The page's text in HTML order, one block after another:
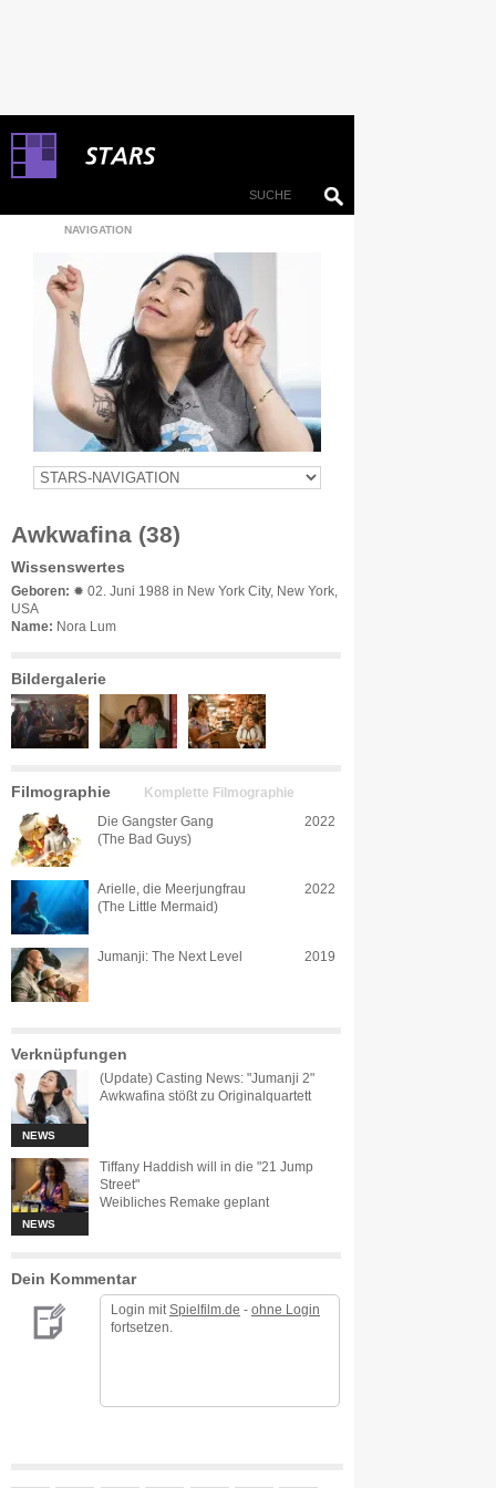
NAVIGATION
Awkwafina (38)
Wissenswertes
Geboren: ✹ 02. Juni 1988 in New York City, New York,
USA
Name: Nora Lum
Bildergalerie
Filmographie Komplette Filmographie
Die Gangster Gang
(The Bad Guys)
2022
Arielle, die Meerjungfrau
(The Little Mermaid)
2022
Jumanji: The Next Level 2019
Verknüpfungen
NEWS
(Update) Casting News: "Jumanji 2"
Awkwafina stößt zu Originalquartett
NEWS
Tiffany Haddish will in die "21 Jump
Street"
Weibliches Remake geplant
Dein Kommentar
Login mit Spielfilm.de - ohne Login
fortsetzen.